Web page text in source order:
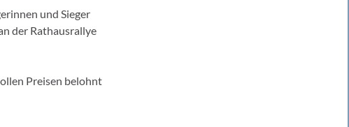
und Sieger
der Rathausrallye
Preisen belohnt